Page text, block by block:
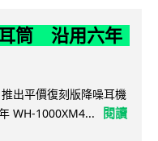
筒 沿用六年
出平價復刻版降噪耳機
WH-1000XM4...
閱讀